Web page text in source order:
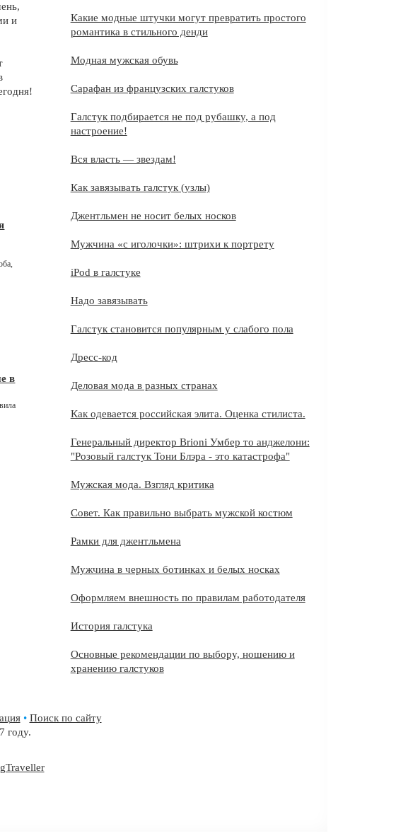
и
в
Какие модные штучки могут превратить простого
романтика в стильного денди
Модная мужская обувь
Сарафан из французских галстуков
Галстук подбирается не под рубашку, а под
настроение!
Вся власть — звездам!
Как завязывать галстук (узлы)
Джентльмен не носит белых носков
Мужчина «с иголочки»: штрихи к портрету
iPod в галстуке
Надо завязывать
Галстук становится популярным у слабого пола
Дресс-код
Деловая мода в разных странах
Как одевается российская элита. Оценка стилиста.
Генеральный директор Brioni Умбер то анджелони:
"Розовый галстук Тони Блэра - это катастрофа"
Мужская мода. Взгляд критика
Совет. Как правильно выбрать мужской костюм
Рамки для джентльмена
Мужчина в черных ботинках и белых носках
Оформляем внешность по правилам работодателя
История галстука
Основные рекомендации по выбору, ношению и
хранению галстуков
• Поиск по сайту
году.